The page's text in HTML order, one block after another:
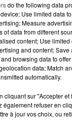
parler de
profiter
en pleine
DOUCE
poursuivent
do the following data
Use limited data
Measure
of data from different
content; Use
and content;
browsing data to
data; Match
automatically.
cliquant sur "Accepter
également refuser en
à jour vos choix, ou